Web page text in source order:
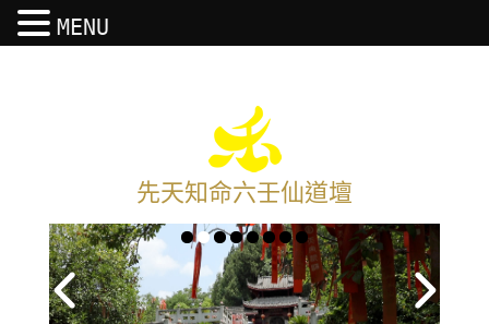
先天知命六壬仙道壇
MENU